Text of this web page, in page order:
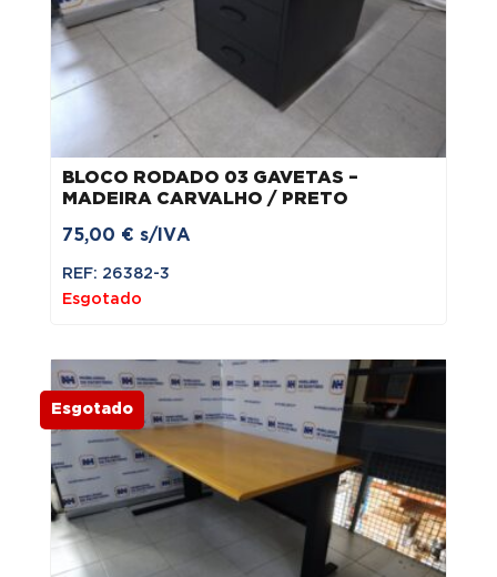
BLOCO RODADO 03 GAVETAS –
MADEIRA CARVALHO / PRETO
75,00 € s/IVA
REF: 26382-3
Esgotado
Esgotado